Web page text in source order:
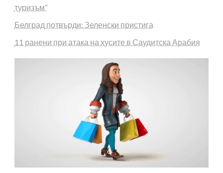
туризъм“
Белград потвърди: Зеленски пристига
11 ранени при атака на хусите в Саудитска Арабия